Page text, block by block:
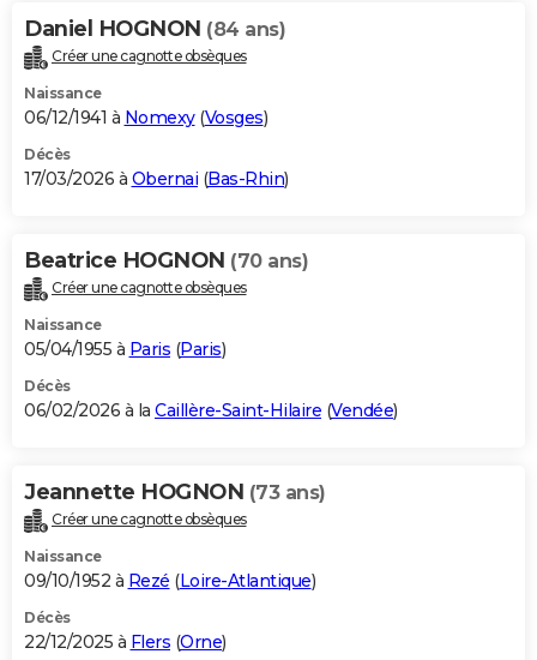
Carte de Noël
Carte Bonne année
Carte Saint-Valentin
Carte Pâques
Carte d'anniversaire
DICTIONNAIRE
Dictionnaire
Biographies
Citations
Expressions
Proverbes
PROGRAMME TV
S'inscrire
Se connecter
Lycées
Collèges
Primaires
Universités
Entreprises
Service militaire
Avis de recherche
AVIS DE DÉCÈS
Bricolage
Lifestyle
Culture
Sport
Auto
Television
Voyage
Cinema
Daniel HOGNON (84 ans)
Créer une cagnotte obsèques
Naissance
06/12/1941 à Nomexy(Vosges)
Décès
17/03/2026 à Obernai (Bas-Rhin)
Beatrice HOGNON (70 ans)
Créer une cagnotte obsèques
Naissance
05/04/1955 à Paris (Paris)
Décès
06/02/2026 à la Caillère-Saint-Hilaire (Vendée)
Jeannette HOGNON (73 ans)
Créer une cagnotte obsèques
Naissance
09/10/1952 à Rezé (Loire-Atlantique)
Décès
22/12/2025 à Flers (Orne)